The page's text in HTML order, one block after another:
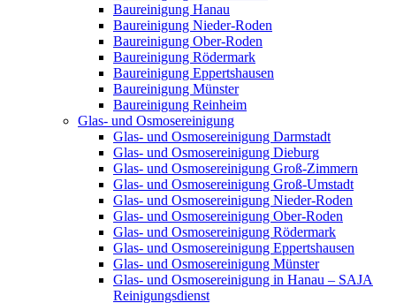
Baureinigung Hanau
Baureinigung Nieder-Roden
Baureinigung Ober-Roden
Baureinigung Rödermark
Baureinigung Eppertshausen
Baureinigung Münster
Baureinigung Reinheim
Glas- und Osmosereinigung
Glas- und Osmosereinigung Darmstadt
Glas- und Osmosereinigung Dieburg
Glas- und Osmosereinigung Groß-Zimmern
Glas- und Osmosereinigung Groß-Umstadt
Glas- und Osmosereinigung Nieder-Roden
Glas- und Osmosereinigung Ober-Roden
Glas- und Osmosereinigung Rödermark
Glas- und Osmosereinigung Eppertshausen
Glas- und Osmosereinigung Münster
Glas- und Osmosereinigung in Hanau – SAJA
Reinigungsdienst